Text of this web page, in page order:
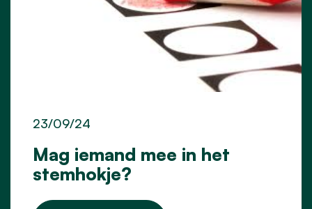
Mag iemand mee in het
stemhokje?
23/09/24